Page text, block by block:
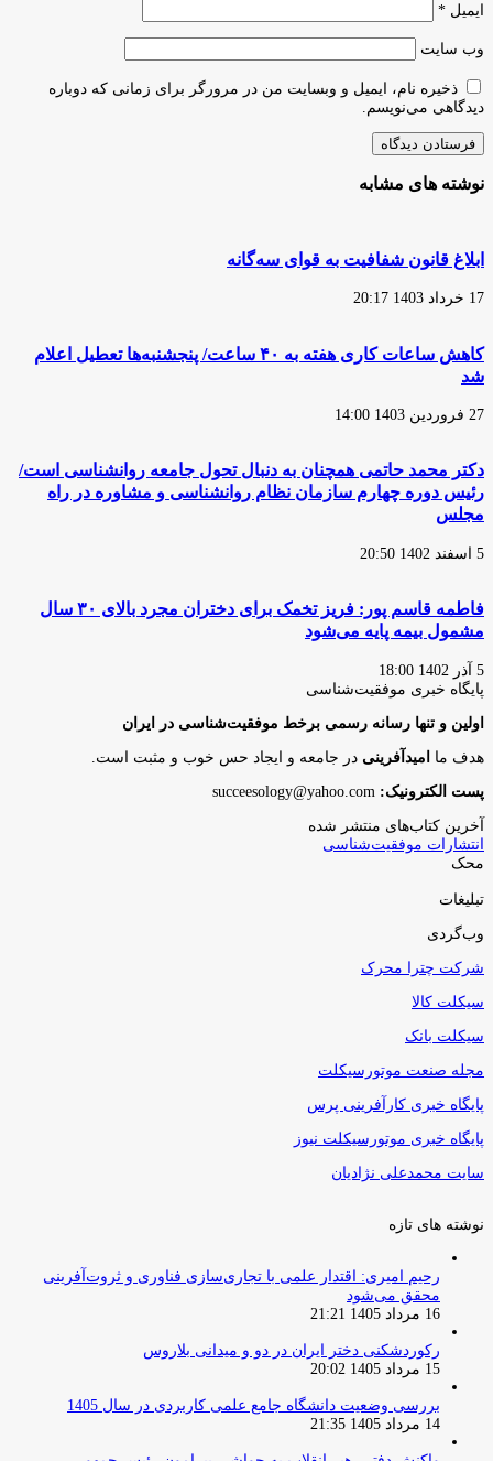
ایمیل *
وب‌ سایت
ذخیره نام، ایمیل و وبسایت من در مرورگر برای زمانی که دوباره
دیدگاهی می‌نویسم.
نوشته های مشابه
ابلاغ قانون شفافیت به قوای سه‌گانه
17 خرداد 1403 20:17
کاهش ساعات کاری هفته به ۴۰ ساعت/ پنجشنبه‌ها تعطیل اعلام
شد
27 فروردین 1403 14:00
دکتر محمد حاتمی همچنان به دنبال تحول جامعه روانشناسی است/
رئیس دوره چهارم سازمان نظام روانشناسی و مشاوره در راه
مجلس
5 اسفند 1402 20:50
فاطمه قاسم پور: فریز تخمک برای دختران مجرد بالای ۳۰ سال
مشمول بیمه پایه می‌شود
5 آذر 1402 18:00
پایگاه‌ خبری موفقیت‌شناسی
اولین و تنها رسانه رسمی برخط موفقیت‌شناسی در ایران
هدف ما امیدآفرینی در جامعه و ایجاد حس خوب و مثبت است.
پست الکترونیک:
آخرین کتاب‌های منتشر شده
انتشارات موفقیت‌شناسی
محک
تبلیغات
وب‌گردی
شرکت چترا محرک
سیکلت کالا
سیکلت بانک
مجله صنعت موتورسیکلت
پایگاه خبری کارآفرینی پرس
پایگاه خبری موتورسیکلت نیوز
سایت محمدعلی نژادیان
نوشته های تازه
رحیم امیری: اقتدار علمی با تجاری‌سازی فناوری و ثروت‌آفرینی
محقق می‌شود
16 مرداد 1405 21:21
رکوردشکنی دختر ایران در دو و میدانی بلاروس
15 مرداد 1405 20:02
بررسی وضعیت دانشگاه جامع علمی کاربردی در سال 1405
14 مرداد 1405 21:35